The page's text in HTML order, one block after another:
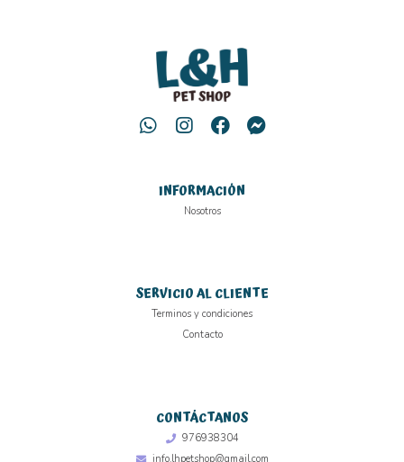
INFORMACIÓN
Nosotros
SERVICIO AL CLIENTE
Terminos y condiciones
Contacto
CONTÁCTANOS
976938304
info.lhpetshop@gmail.com